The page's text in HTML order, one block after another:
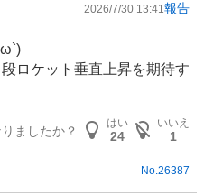
2026/7/30 13:41 報告
ロケット垂直上昇を期待す
ましたか？
はい
24
いいえ
1
No.26387